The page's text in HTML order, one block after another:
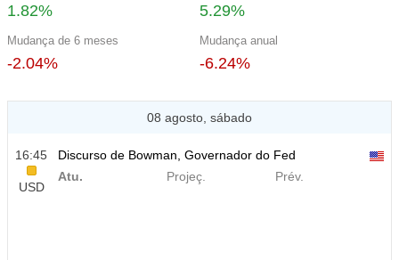
1.82% 5.29%
Mudança de 6 meses
-2.04%
Mudança anual
-6.24%
08 agosto, sábado
16:45
USD
Discurso de Bowman, Governador do Fed
Atu.
Projeç. Prév.